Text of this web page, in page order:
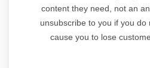
content they need, not an
unsubscribe to you if you do
cause you to lose